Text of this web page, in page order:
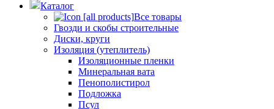
Каталог
Все товары
Гвозди и скобы строительные
Диски, круги
Изоляция (утеплитель)
Изоляционные пленки
Минеральная вата
Пенополистирол
Подложка
Псул